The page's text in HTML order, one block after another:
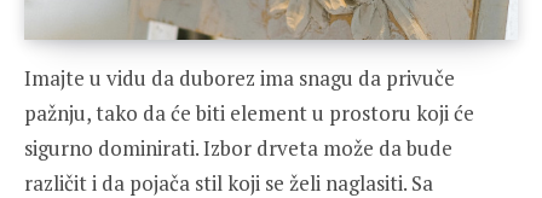
Imajte u vidu da duborez ima snagu da privuče
pažnju, tako da će biti element u prostoru koji će
sigurno dominirati. Izbor drveta može da bude
različit i da pojača stil koji se želi naglasiti. Sa